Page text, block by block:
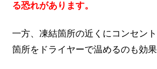
る恐れがあります。
一方、凍結箇所の近くにコンセン
箇所をドライヤーで温めるのも効果